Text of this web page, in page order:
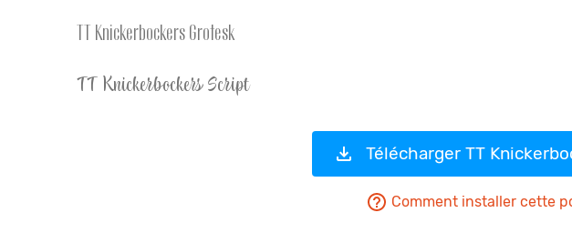
Télécharger TT
Comment installer cette